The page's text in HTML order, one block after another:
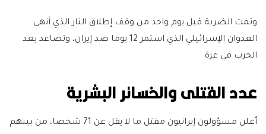
وتمت الضربة قبل يوم واحد من وقف إطلاق النار الذي أنهى
العدوان الإسرائيلي الذي استمر 12 يوما ضد إيران، وتصاعد بعد
الحرب في غزة.
عدد القتلى والخسائر البشرية
أعلن مسؤولون إيرانيون مقتل ما لا يقل عن 71 شخصا، من بينهم